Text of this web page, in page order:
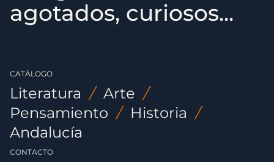
agotados, curiosos...
CATÁLOGO
Literatura / Arte /
Pensamiento / Historia /
Andalucía
CONTACTO